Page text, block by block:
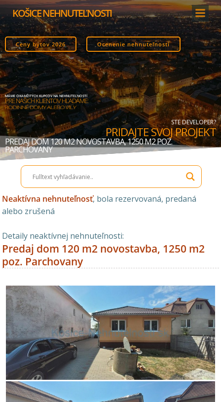
Skip
to
content
KOŠICE NEHNUTEĽNOSTI
Ceny bytov 2026 Ocenenie nehnuteľnosti
MÁME OKAMŽITÝCH KUPCOV NA NEHNUTEĽNOSTI
PRE NAŠICH KLIENTOV HĽADÁME:
STAVEBNÉ POZEMKY
STE DEVELOPER?
PRIDAJTE SVOJ PROJEKT
PREDAJ DOM 120 M2 NOVOSTAVBA, 1250 M2 POZ.
PARCHOVANY
Neaktívna nehnuteľnosť, bola rezervovaná, predaná
alebo zrušená
Detaily neaktívnej nehnuteľnosti:
Predaj dom 120 m2 novostavba, 1250 m2
poz. Parchovany